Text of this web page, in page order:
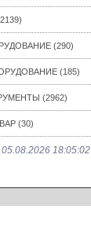
(290)
(185)
(2962)
(30)
18:05:02